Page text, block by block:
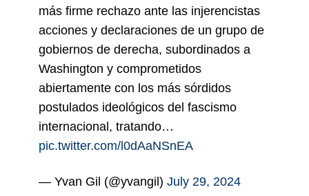
más firme rechazo ante las injerencistas
acciones y declaraciones de un grupo de
gobiernos de derecha, subordinados a
Washington y comprometidos
abiertamente con los más sórdidos
postulados ideológicos del fascismo
internacional, tratando…
pic.twitter.com/l0dAaNSnEA
— Yvan Gil (@yvangil) July 29, 2024